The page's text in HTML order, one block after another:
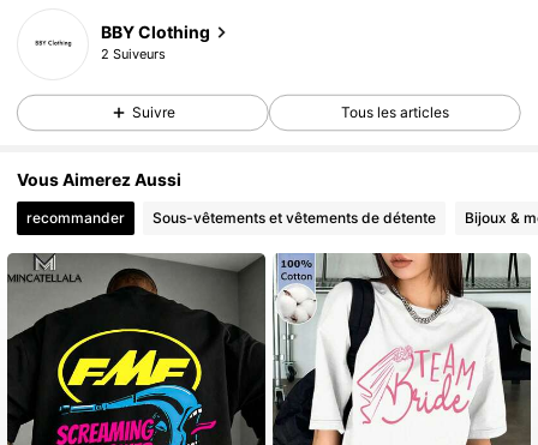
BBY Clothing
2 Suiveurs
Suivre Tous les articles
Vous Aimerez Aussi
recommander Sous-vêtements et vêtements de détente Bijoux &